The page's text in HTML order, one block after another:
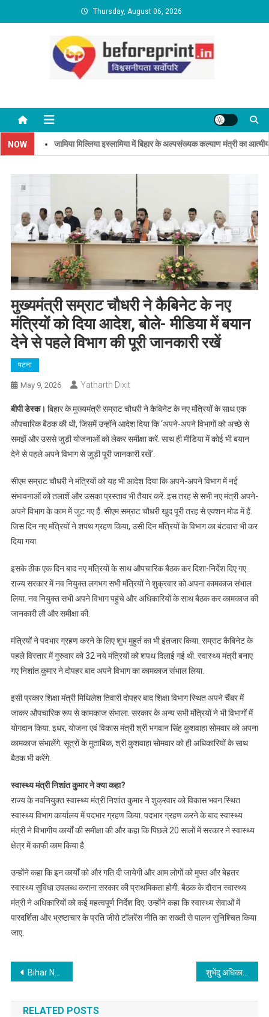
to
Thursday, August 06, 2026
NOW जामिया मिल्लिया इस्लामिया में बिहार के अल्पसंख्यक कल्याण मंत्री का आत्मीय
मुख्यमंत्री सम्राट चौधरी ने कैबिनेट के नए
मंत्रियों को दिया आदेश, बोले- मीडिया में बयान
देने से पहले विभाग की पूरी जानकारी रखें
पटना
May 9, 2026 Yatharth Dixit
बीपी डेस्क। बिहार के मुख्यमंत्री सम्राट चौधरी ने कैबिनेट के नए मंत्रियों के साथ एक
औपचारिक बैठक की थी, जिसमें उन्होंने आदेश दिया कि ‘अपने-अपने विभागों को अच्छे से
समझें और उससे जुड़ी योजनाओं को लेकर समीक्षा करें. साथ ही मीडिया में कोई भी बयान
देने से पहले अपने विभाग से जुड़ी पूरी जानकारी रखें’.
सीएम सम्राट चौधरी ने मंत्रियों को यह भी आदेश दिया कि अपने-अपने विभाग में नई
संभावनाओं को तलाशें और उसका प्रस्ताव भी तैयार करें. इस तरह से सभी नए मंत्री अपने-
अपने विभाग के काम में जुट गए हैं. सीएम सम्राट चौधरी खुद पूरी तरह से एक्शन मोड में हैं.
जिस दिन नए मंत्रियों ने शपथ ग्रहण किया, उसी दिन मंत्रियों के विभाग का बंटवारा भी कर
दिया गया.
इसके ठीक एक दिन बाद नए मंत्रियों के साथ औपचारिक बैठक कर दिशा-निर्देश दिए गए.
राज्य सरकार में नव नियुक्त लगभग सभी मंत्रियों ने शुक्रवार को अपना कामकाज संभाल
लिया. नव नियुक्त सभी अपने विभाग पहुंचे और अधिकारियों के साथ बैठक कर कामकाज की
जानकारी ली और समीक्षा की.
मंत्रियों ने पदभार ग्रहण करने के लिए शुभ मुहुर्त का भी इंतजार किया. सम्राट कैबिनेट के
पहले विस्तार में गुरुवार को 32 नये मंत्रियों को शपथ दिलाई गई थी. स्वास्थ्य मंत्री बनाए
गए निशांत कुमार ने दोपहर बाद अपने विभाग का कामकाज संभाल लिया.
इसी प्रकार शिक्षा मंत्री मिथिलेश तिवारी दोपहर बाद शिक्षा विभाग स्थित अपने चैंबर में
जाकर औपचारिक रूप से कामकाज संभाला. सरकार के अन्य सभी मंत्रियों ने भी विभागों में
योगदान किया. इधर, योजना एवं विकास मंत्री श्री भगवान सिंह कुशवाहा सोमवार को अपना
कामकाज संभालेंगे. सूत्रों के मुताबिक, श्री कुशवाहा सोमवार को ही अधिकारियों के साथ
बैठक भी करेंगे.
स्वास्थ्य मंत्री निशांत कुमार ने क्या कहा?
राज्य के नवनियुक्त स्वास्थ्य मंत्री निशांत कुमार ने शुक्रवार को विकास भवन स्थित
स्वास्थ्य विभाग कार्यालय में पदभार ग्रहण किया. पदभार ग्रहण करने के बाद स्वास्थ्य
मंत्री ने विभागीय कार्यों की समीक्षा की और कहा कि पिछले 20 सालों में सरकार ने स्वास्थ्य
क्षेत्र में काफी काम किया है.
उन्होंने कहा कि इन कार्यों को और गति दी जायेगी और आम लोगों को मुफ्त और बेहतर
स्वास्थ्य सुविधा उपलब्ध कराना सरकार की प्राथमिकता होगी. बैठक के दौरान स्वास्थ्य
मंत्री ने अधिकारियों को कई महत्वपूर्ण निर्देश दिए. उन्होंने कहा कि स्वास्थ्य सेवाओं में
पारदर्शिता और भ्रष्टाचार के प्रति जीरो टॉलरेंस नीति का सख्ती से पालन सुनिश्चित किया
जाए.
Post
navigation
Bihar News : नवनियुक्त मंत्रियों ने अपने-अपने विभाग का ग्रहण किया पदभार, पढ़िये… शुभेंदु अधिकारी बने पश्चिम बंगाल के नए सीएम, 5 मंत्रियों ने ली शपथ
RELATED POSTS